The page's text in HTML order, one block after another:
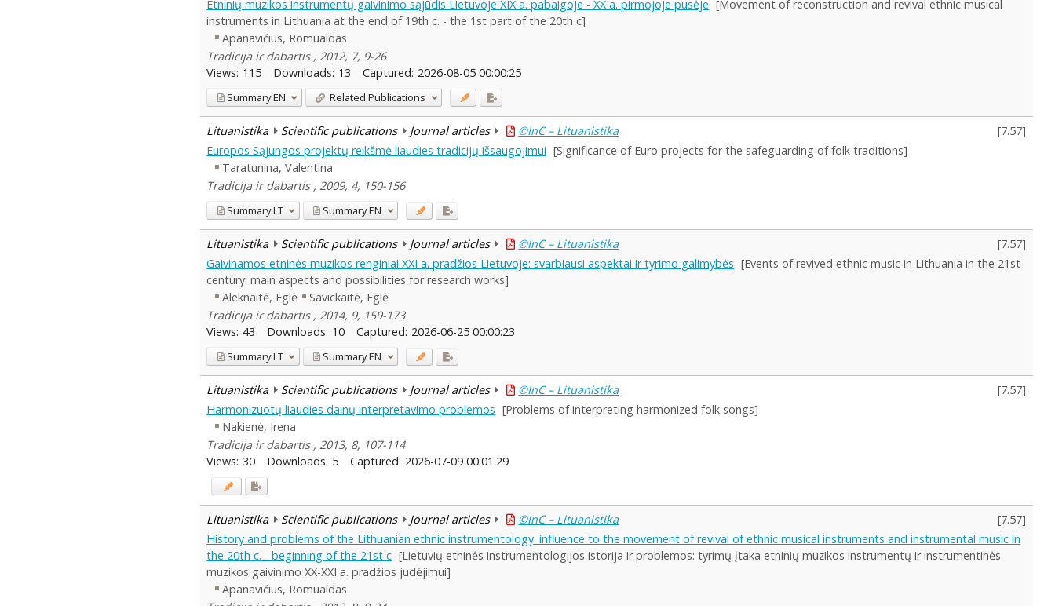
Etninių muzikos instrumentų gaivinimo sąjūdis Lietuvoje XIX a. pabaigoje - XX a. pirmojoje pusėje [Movement of reconstruction and revival ethnic musical
instruments in Lithuania at the end of 19th c. - the 1st part of the 20th c]
Apanavičius, Romualdas
Tradicija ir dabartis , 2012, 7, 9-26
Views: 115 Downloads: 13 Captured: 2026-08-05 00:00:25
SummaryEN Related Publications
Lituanistika Scientific publications Journal articles ©InC – Lituanistika [7.57]
Europos Sąjungos projektų reikšmė liaudies tradicijų išsaugojimui [Significance of Euro projects for the safeguarding of folk traditions]
Taratunina, Valentina
Tradicija ir dabartis , 2009, 4, 150-156
SummaryLT SummaryEN
Lituanistika Scientific publications Journal articles ©InC – Lituanistika [7.57]
Gaivinamos etninės muzikos renginiai XXI a. pradžios Lietuvoje: svarbiausi aspektai ir tyrimo galimybės [Events of revived ethnic music in Lithuania in the 21st
century: main aspects and possibilities for research works]
Aleknaitė, Eglė
Savickaitė, Eglė
Tradicija ir dabartis , 2014, 9, 159-173
Views: 43 Downloads: 10 Captured: 2026-06-25 00:00:23
SummaryLT SummaryEN
Lituanistika Scientific publications Journal articles ©InC – Lituanistika [7.57]
Harmonizuotų liaudies dainų interpretavimo problemos [Problems of interpreting harmonized folk songs]
Nakienė, Irena
Tradicija ir dabartis , 2013, 8, 107-114
Views: 30 Downloads: 5 Captured: 2026-07-09 00:01:29
Lituanistika Scientific publications Journal articles ©InC – Lituanistika [7.57]
History and problems of the Lithuanian ethnic instrumentology: influence to the movement of revival of ethnic musical instruments and instrumental music in
the 20th c. - beginning of the 21st c [Lietuvių etninės instrumentologijos istorija ir problemos: tyrimų įtaka etninių muzikos instrumentų ir instrumentinės
muzikos gaivinimo XX-XXI a. pradžios judėjimui]
Apanavičius, Romualdas